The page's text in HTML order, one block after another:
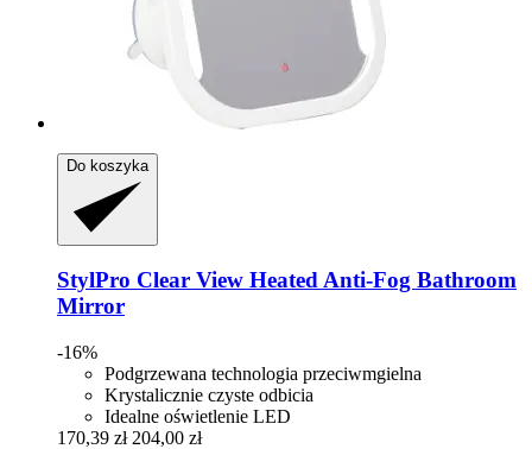
Do koszyka
StylPro Clear View Heated Anti-​Fog Bathroom
Mirror
-16%
Podgrzewana technologia przeciwmgielna
Krystalicznie czyste odbicia
Idealne oświetlenie LED
170,39 zł 204,00 zł